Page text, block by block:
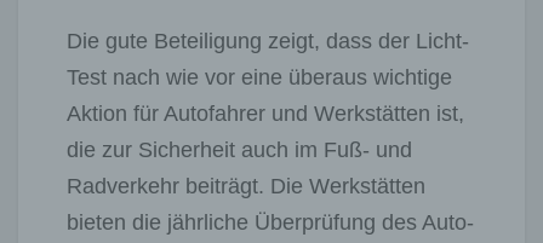
Die gute Beteiligung zeigt, dass der Licht-
Test nach wie vor eine überaus wichtige
Aktion für Autofahrer und Werkstätten ist,
die zur Sicherheit auch im Fuß- und
Radverkehr beiträgt. Die Werkstätten
bieten die jährliche Überprüfung des Auto-